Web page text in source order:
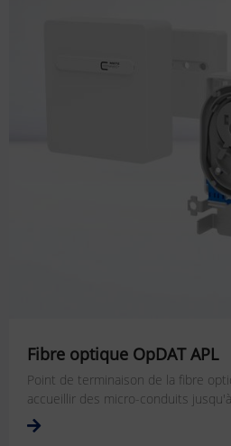
Fibre optique OpDAT APL
Point de terminaison de la fibre
accueillir des micro-conduits